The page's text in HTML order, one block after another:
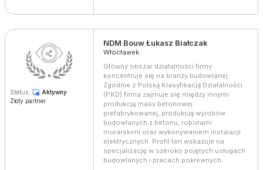
Status:
Aktywny
Złoty partner
NDM Bouw Łukasz Białczak
Włocławek
Główny obszar działalności firmy
koncentruje się na branży budowlanej.
Zgodnie z Polską Klasyfikacją Działalności
(PKD) firma zajmuje się między innymi
produkcją masy betonowej
prefabrykowanej, produkcją wyrobów
budowlanych z betonu, robotami
murarskimi oraz wykonywaniem instalacji
elektrycznych. Profil ten wskazuje na
specjalizację w szeroko pojętych usługach
budowlanych i pracach pokrewnych.